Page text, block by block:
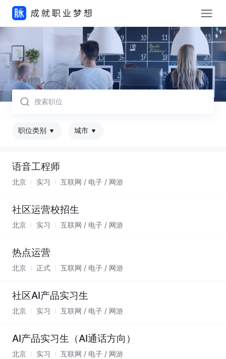
取消
职位类别 城市
语音工程师
北京 实习 互联网 / 电子 / 网游
社区运营校招生
北京 实习 互联网 / 电子 / 网游
热点运营
北京 正式 互联网 / 电子 / 网游
社区AI产品实习生
北京 实习 互联网 / 电子 / 网游
AI产品实习生（AI通话方向）
北京 实习 互联网 / 电子 / 网游